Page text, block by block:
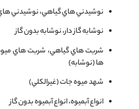
نوشيدني هاي گياهي، نوشيدني
نوشابه گاز دار، نوشابه بدون گاز
شربت هاي گياهي، شربت هاي
ها (نوشابه)
شهد ميوه جات (غيرالكلي)
انواع آبميوه، انواع آبميوه بدون گاز